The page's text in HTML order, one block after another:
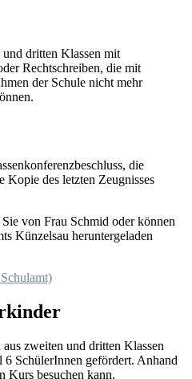
dritten Klassen mit
Rechtschreiben, die mit
der Schule nicht mehr
die
des letzten Zeugnisses
von Frau Schmid oder können
Künzelsau heruntergeladen
zweiten und dritten Klassen
SchülerInnen gefördert. Anhand
Kurs besuchen kann.